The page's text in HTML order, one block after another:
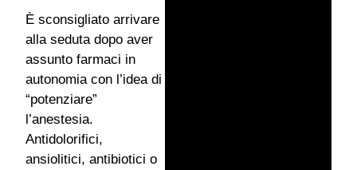
È sconsigliato arrivare
alla seduta dopo aver
assunto farmaci in
autonomia con l’idea di
“potenziare”
l’anestesia.
Antidolorifici,
ansiolitici, antibiotici o